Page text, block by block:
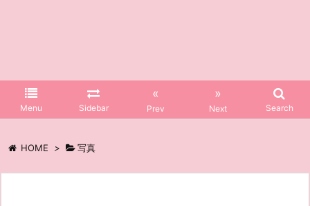
Menu Sidebar
«
Prev
»
Next Search
HOME > 写真